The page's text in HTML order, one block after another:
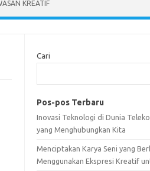
KREATIF
Cari
Pos-pos Terbaru
Inovasi Teknologi di Dunia
yang Menghubungkan Kita
Menciptakan Karya Seni yang
Menggunakan Ekspresi Kreatif